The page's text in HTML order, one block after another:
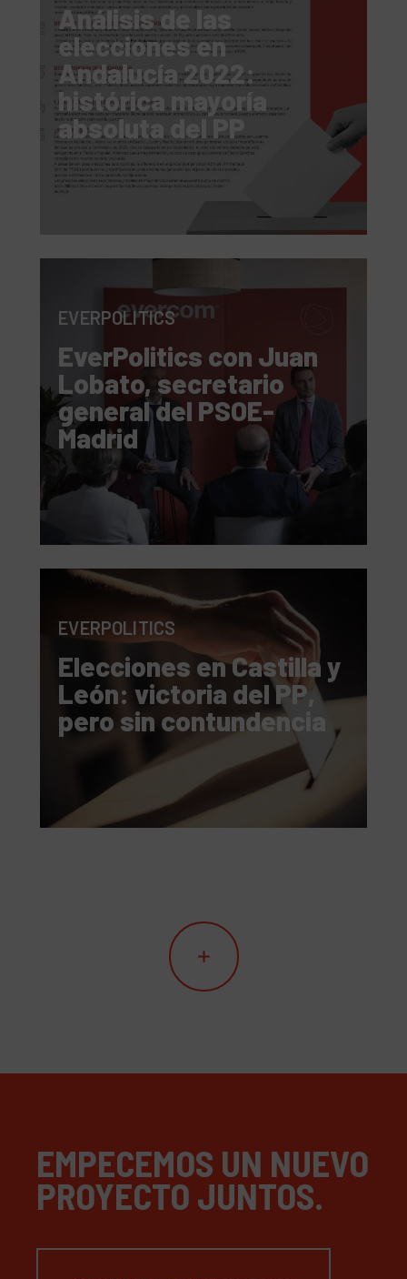
Análisis de las
elecciones en
Andalucía 2022:
histórica mayoría
absoluta del PP
EVERPOLITICS
EverPolitics con Juan
Lobato, secretario
general del PSOE-
Madrid
EVERPOLITICS
Elecciones en Castilla y
León: victoria del PP,
pero sin contundencia
EMPECEMOS UN NUEVO
PROYECTO JUNTOS.